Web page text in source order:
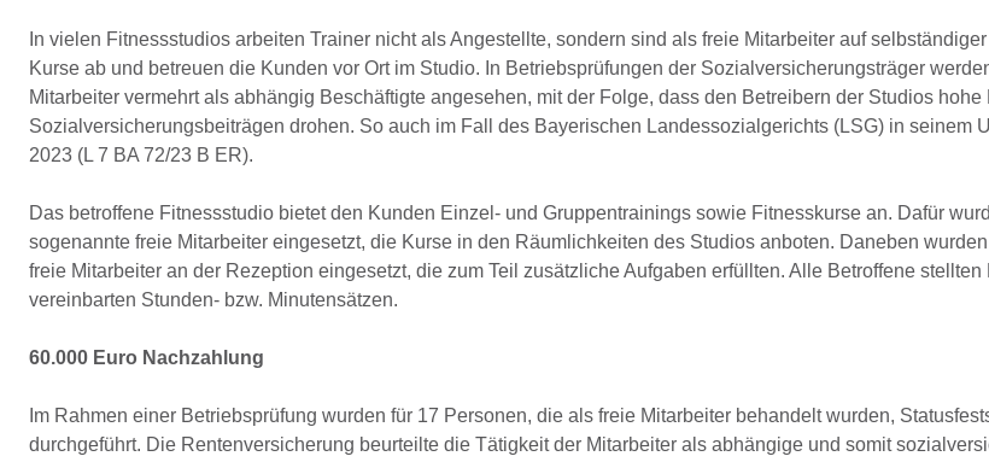
In vielen Fitnessstudios arbeiten Trainer nicht als Angestellte, sondern sind als freie Mitarbeiter auf
Kurse ab und betreuen die Kunden vor Ort im Studio. In Betriebsprüfungen der Sozialversicherungsträger
Mitarbeiter vermehrt als abhängig Beschäftigte angesehen, mit der Folge, dass den Betreibern der Studios
Sozialversicherungsbeiträgen drohen. So auch im Fall des Bayerischen Landessozialgerichts (LSG) in seinem
2023 (L 7 BA 72/23 B ER).
Das betroffene Fitnessstudio bietet den Kunden Einzel- und Gruppentrainings sowie Fitnesskurse an. Dafür
sogenannte freie Mitarbeiter eingesetzt, die Kurse in den Räumlichkeiten des Studios anboten. Daneben
freie Mitarbeiter an der Rezeption eingesetzt, die zum Teil zusätzliche Aufgaben erfüllten. Alle Betroffene
vereinbarten Stunden- bzw. Minutensätzen.
60.000 Euro Nachzahlung
Im Rahmen einer Betriebsprüfung wurden für 17 Personen, die als freie Mitarbeiter behandelt wurden,
durchgeführt. Die Rentenversicherung beurteilte die Tätigkeit der Mitarbeiter als abhängige und somit